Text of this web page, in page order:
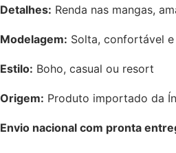
Detalhes: Renda nas mangas,
Modelagem: Solta, confortável
Estilo: Boho, casual ou resort
Origem: Produto importado da
Envio nacional com pronta